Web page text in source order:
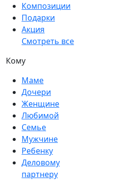
Композиции
Подарки
Акция
Смотреть все
Кому
Маме
Дочери
Женщине
Любимой
Семье
Мужчине
Ребенку
Деловому
партнеру